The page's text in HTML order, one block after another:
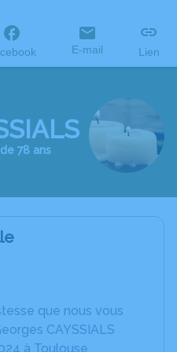
E-mail Lien
78 ans
que nous vous
CAYSSIALS
à Toulouse.